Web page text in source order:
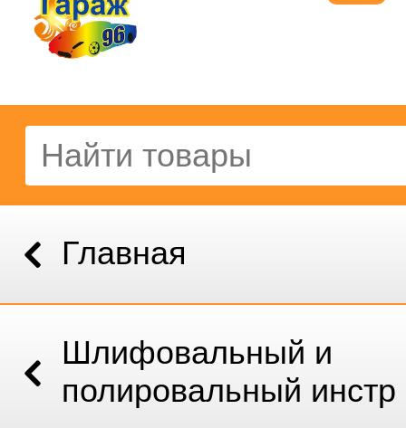
Главная
Шлифовальный и
полировальный инстр